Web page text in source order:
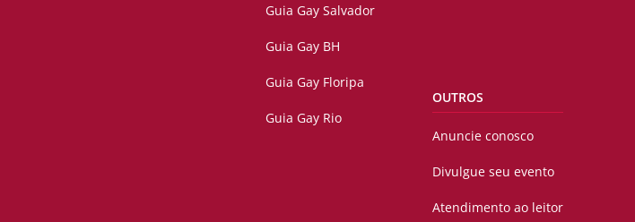
Guia Gay Salvador
Guia Gay BH
Guia Gay Floripa
Guia Gay Rio
OUTROS
Anuncie conosco
Divulgue seu evento
Atendimento ao leitor